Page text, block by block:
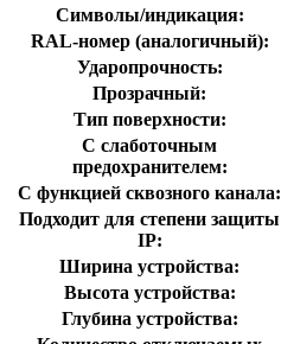
Символы/индикация:
RAL-номер (аналогичный):
Ударопрочность:
Прозрачный:
Тип поверхности:
С слаботочным
предохранителем:
С функцией сквозного канала:
Подходит для степени защиты
IP:
Ширина устройства:
Высота устройства:
Глубина устройства: